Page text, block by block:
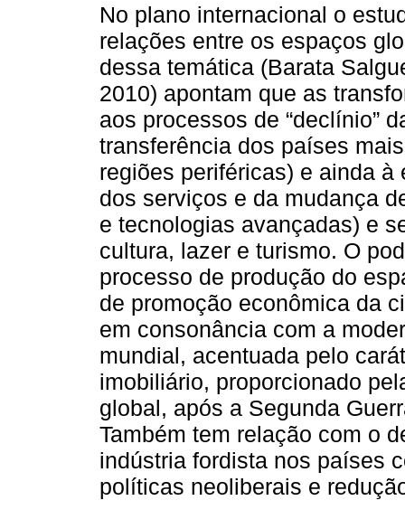
No plano internacional o
relações entre os espaços
dessa temática (Barata
2010) apontam que as
aos processos de “declínio”
transferência dos países
regiões periféricas) e ainda
dos serviços e da mudança
e tecnologias avançadas) e
cultura, lazer e turismo. O
processo de produção do
de promoção econômica da
em consonância com a
mundial, acentuada pelo
imobiliário, proporcionado
global, após a Segunda
Também tem relação com o
indústria fordista nos países
políticas neoliberais e